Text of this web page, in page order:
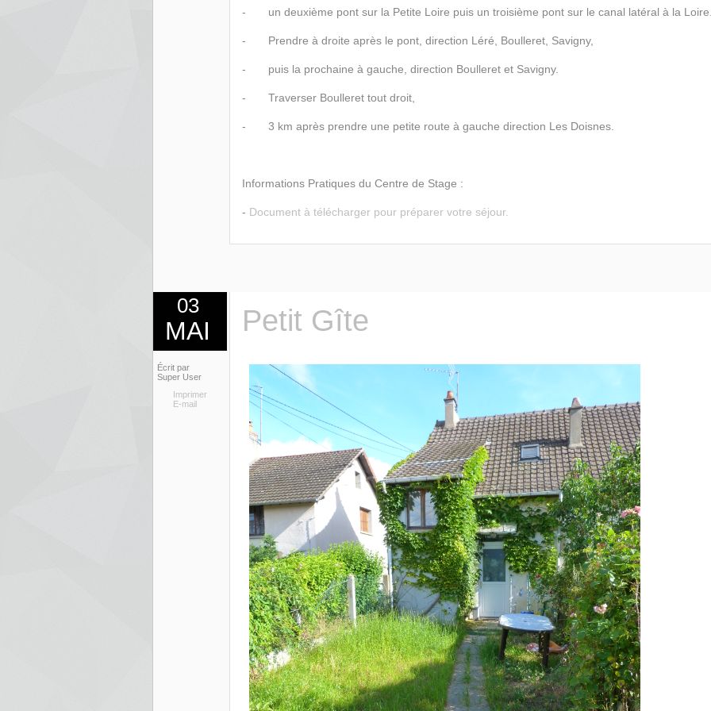
- un deuxième pont sur la Petite Loire puis un troisième pont sur le canal latéral à la
- Prendre à droite après le pont, direction Léré, Boulleret, Savigny,
- puis la prochaine à gauche, direction Boulleret et Savigny.
- Traverser Boulleret tout droit,
- 3 km après prendre une petite route à gauche direction Les Doisnes.
Informations Pratiques du Centre de Stage :
- Document à télécharger pour préparer votre séjour.
03
MAI
Écrit par
Super User
Imprimer
E-mail
Petit Gîte